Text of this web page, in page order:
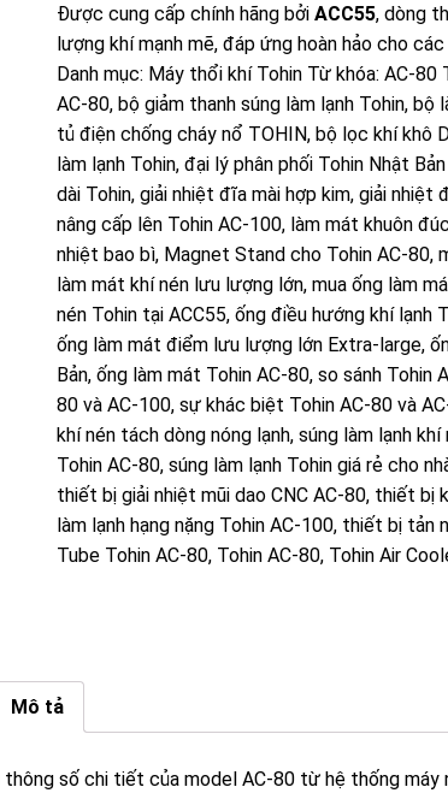
Được cung cấp chính hãng bởi ACC55, dòng
lượng khí mạnh mẽ, đáp ứng hoàn hảo cho
Danh mục: Máy thổi khí Tohin Từ khóa: AC-80
AC-80, bộ giảm thanh súng làm lạnh Tohin, bộ
tủ điện chống cháy nổ TOHIN, bộ lọc khí khô
làm lạnh Tohin, đại lý phân phối Tohin Nhật
dài Tohin, giải nhiệt đĩa mài hợp kim, giải nhiệt
nâng cấp lên Tohin AC-100, làm mát khuôn
nhiệt bao bì, Magnet Stand cho Tohin AC-80,
làm mát khí nén lưu lượng lớn, mua ống làm
nén Tohin tại ACC55, ống điều hướng khí lạnh
ống làm mát điểm lưu lượng lớn Extra-large,
Bản, ống làm mát Tohin AC-80, so sánh Tohin
80 và AC-100, sự khác biệt Tohin AC-80 và
khí nén tách dòng nóng lạnh, súng làm lạnh
Tohin AC-80, súng làm lạnh Tohin giá rẻ cho
thiết bị giải nhiệt mũi dao CNC AC-80, thiết bị
làm lạnh hạng nặng Tohin AC-100, thiết bị tản
Tube Tohin AC-80, Tohin AC-80, Tohin Air
Mô tả
số chi tiết của model AC-80 từ hệ thống máy